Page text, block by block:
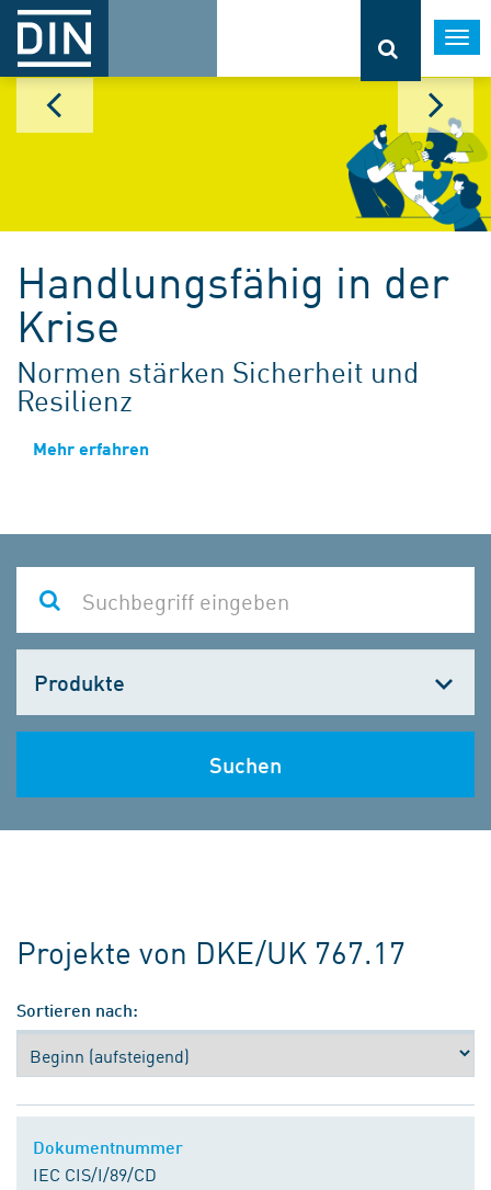
Handlungsfähig in der
Krise
Normen stärken Sicherheit und
Resilienz
Mehr erfahren
wählen
Suchen
Projekte von DKE/UK 767.17
Sortieren nach:
Dokumentnummer
IEC CIS/I/89/CD